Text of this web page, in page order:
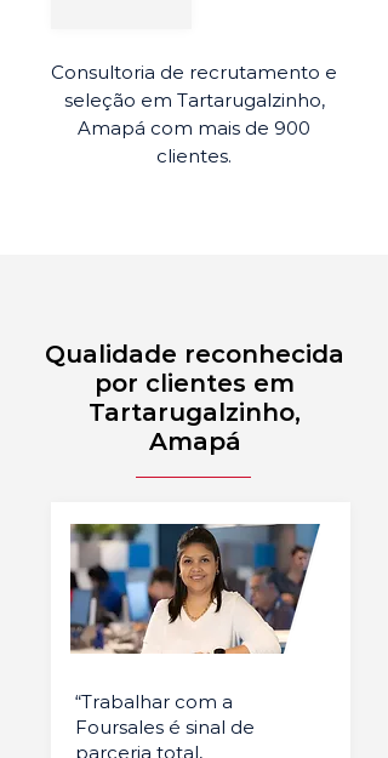
Consultoria de recrutamento e
seleção em Tartarugalzinho,
Amapá com mais de 900
clientes.
Qualidade reconhecida
por clientes em
Tartarugalzinho,
Amapá
“Trabalhar com a
Foursales é sinal de
parceria total,